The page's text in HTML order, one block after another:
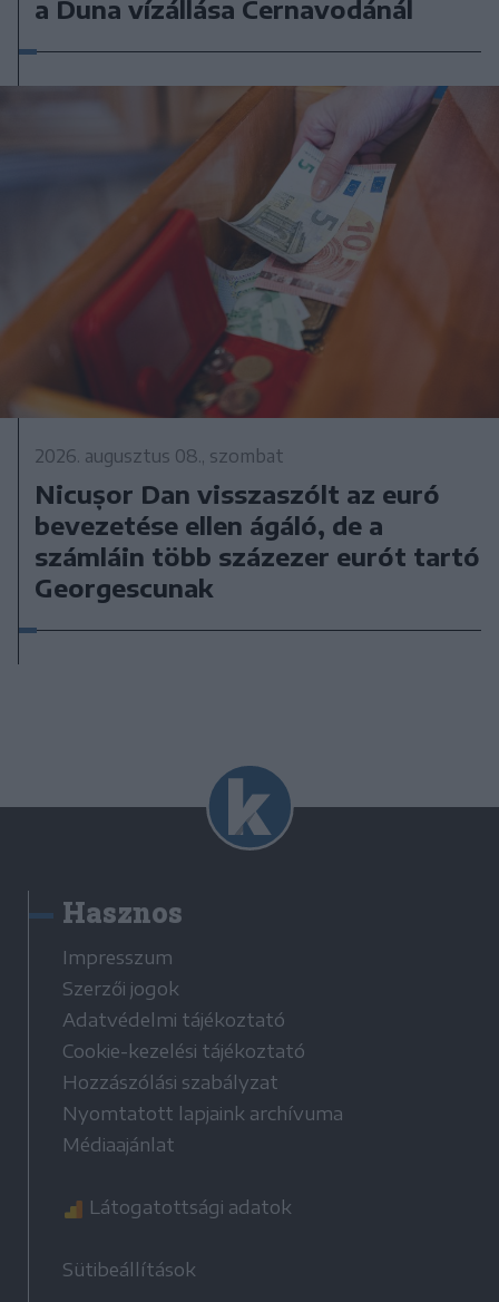
a Duna vízállása Cernavodánál
2026. augusztus 08., szombat
Nicușor Dan visszaszólt az euró
bevezetése ellen ágáló, de a
számláin több százezer eurót tartó
Georgescunak
Hasznos
Impresszum
Szerzői jogok
Adatvédelmi tájékoztató
Cookie-kezelési tájékoztató
Hozzászólási szabályzat
Nyomtatott lapjaink archívuma
Médiaajánlat
Látogatottsági adatok
Sütibeállítások